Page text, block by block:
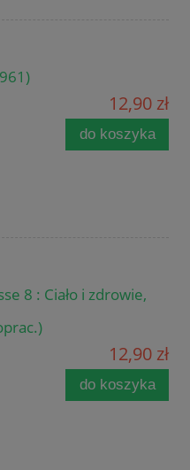
12,90 zł
do koszyka
8 : Ciało i zdrowie,
12,90 zł
do koszyka